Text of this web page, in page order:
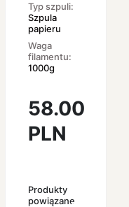
Typ szpuli:
Szpula
papieru
Waga
filamentu:
1000g
58.00
PLN
Produkty
powiązane